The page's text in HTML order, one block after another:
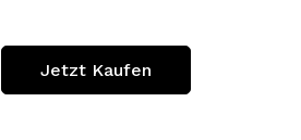
Jetzt Kaufen